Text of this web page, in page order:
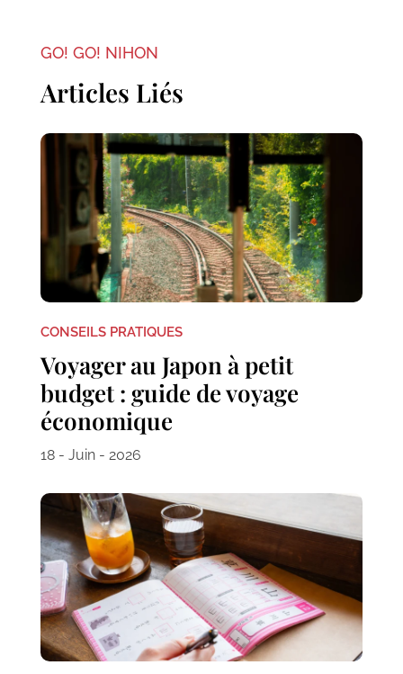
GO! GO! NIHON
Articles Liés
CONSEILS PRATIQUES
Voyager au Japon à petit
budget : guide de voyage
économique
18 - Juin - 2026